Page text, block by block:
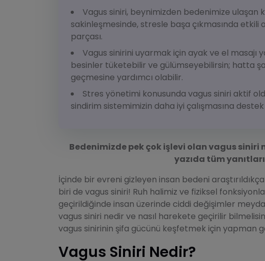
Vagus siniri, beynimizden bedenimize ulaşan
sakinleşmesinde, stresle başa çıkmasında
parçası.
Vagus sinirini uyarmak için ayak ve el masajı
besinler tüketebilir ve gülümseyebilirsin; hatta
geçmesine yardımcı olabilir.
Stres yönetimi konusunda vagus siniri aktif
sindirim sistemimizin daha iyi çalışmasına
Bedenimizde pek çok işlevi olan vagus siniri
yazıda tüm
İçinde bir evreni gizleyen insan bedeni
biri de vagus siniri! Ruh halimiz ve fiziksel
geçirildiğinde insan üzerinde ciddi değişimler
vagus siniri nedir ve nasıl harekete geçirilir
vagus sinirinin şifa gücünü keşfetmek için yapman
Vagus Siniri Nedir?